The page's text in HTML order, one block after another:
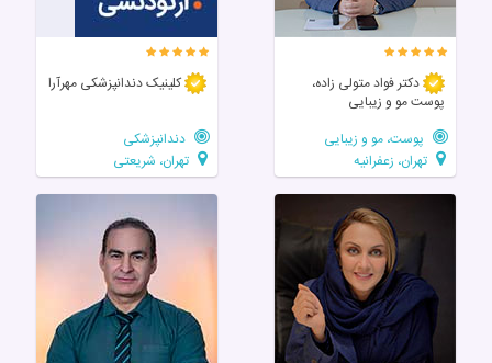
دکتر فواد متولی زاده،
پوست مو و زیبایی
پوست، مو و زیبایی
تهران، زعفرانیه
کلینیک دندانپزشکی مهرآرا
دندانپزشکی
تهران، شریعتی